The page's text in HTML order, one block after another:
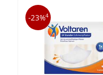
-23%4